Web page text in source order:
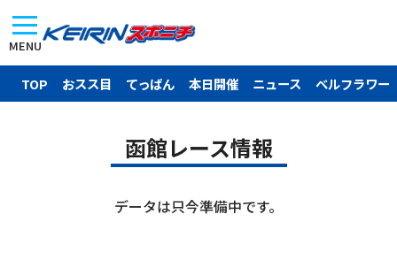
MENU
TOP おスス目 てっぱん 本日開催 ニュース ベルフラワー
函館レース情報
データは只今準備中です。